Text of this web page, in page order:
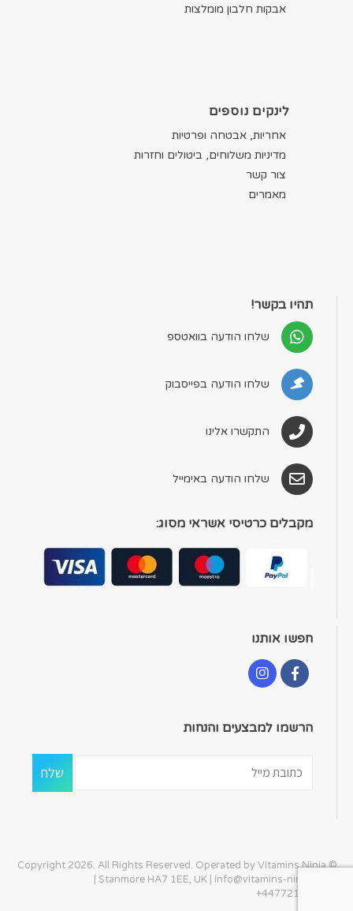
אבקות חלבון מומלצות
לינקים נוספים
אחריות, אבטחה ופרטיות
מדיניות משלוחים, ביטולים וחזרות
צור קשר
מאמרים
תהיו בקשר!
שלחו הודעה בוואטספ
שלחו הודעה בפייסבוק
התקשרו אלינו
שלחו הודעה באימייל
מקבלים כרטיסי אשראי מסוג:
חפשו אותנו
הרשמו למבצעים והנחות
© Copyright 2026. All Rights Reserved. Operated by Vitamins Ninja
| Stanmore HA7 1EE, UK | info@vitamins-ninja.com
+447721405586